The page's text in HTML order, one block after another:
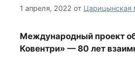
1 апреля, 2022 от Царицынская
Международный проект
Ковентри» — 80 лет